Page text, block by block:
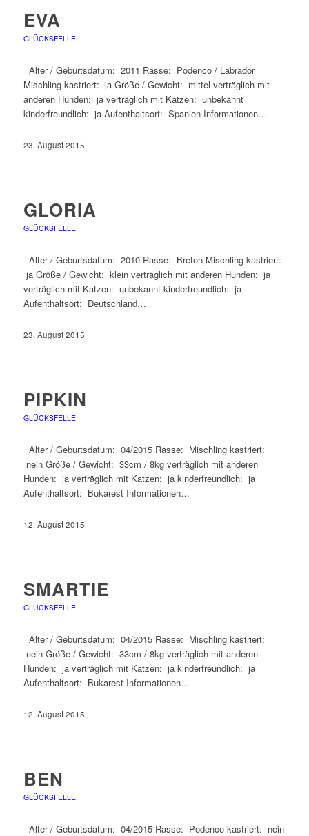
EVA
GLÜCKSFELLE
Alter / Geburtsdatum: 2011 Rasse: Podenco / Labrador
Mischling kastriert: ja Größe / Gewicht: mittel verträglich mit
anderen Hunden: ja verträglich mit Katzen: unbekannt
kinderfreundlich: ja Aufenthaltsort: Spanien Informationen…
23. August 2015
GLORIA
GLÜCKSFELLE
Alter / Geburtsdatum: 2010 Rasse: Breton Mischling kastriert:
ja Größe / Gewicht: klein verträglich mit anderen Hunden: ja
verträglich mit Katzen: unbekannt kinderfreundlich: ja
Aufenthaltsort: Deutschland…
23. August 2015
PIPKIN
GLÜCKSFELLE
Alter / Geburtsdatum: 04/2015 Rasse: Mischling kastriert:
nein Größe / Gewicht: 33cm / 8kg verträglich mit anderen
Hunden: ja verträglich mit Katzen: ja kinderfreundlich: ja
Aufenthaltsort: Bukarest Informationen…
12. August 2015
SMARTIE
GLÜCKSFELLE
Alter / Geburtsdatum: 04/2015 Rasse: Mischling kastriert:
nein Größe / Gewicht: 33cm / 8kg verträglich mit anderen
Hunden: ja verträglich mit Katzen: ja kinderfreundlich: ja
Aufenthaltsort: Bukarest Informationen…
12. August 2015
BEN
GLÜCKSFELLE
Alter / Geburtsdatum: 04/2015 Rasse: Podenco kastriert: nein